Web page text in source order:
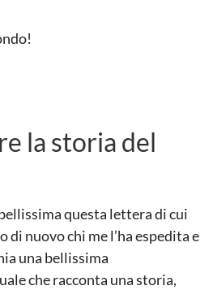
la storia del
questa lettera di cui
nuovo chi me l’ha espedita e
una bellissima
che racconta una storia,